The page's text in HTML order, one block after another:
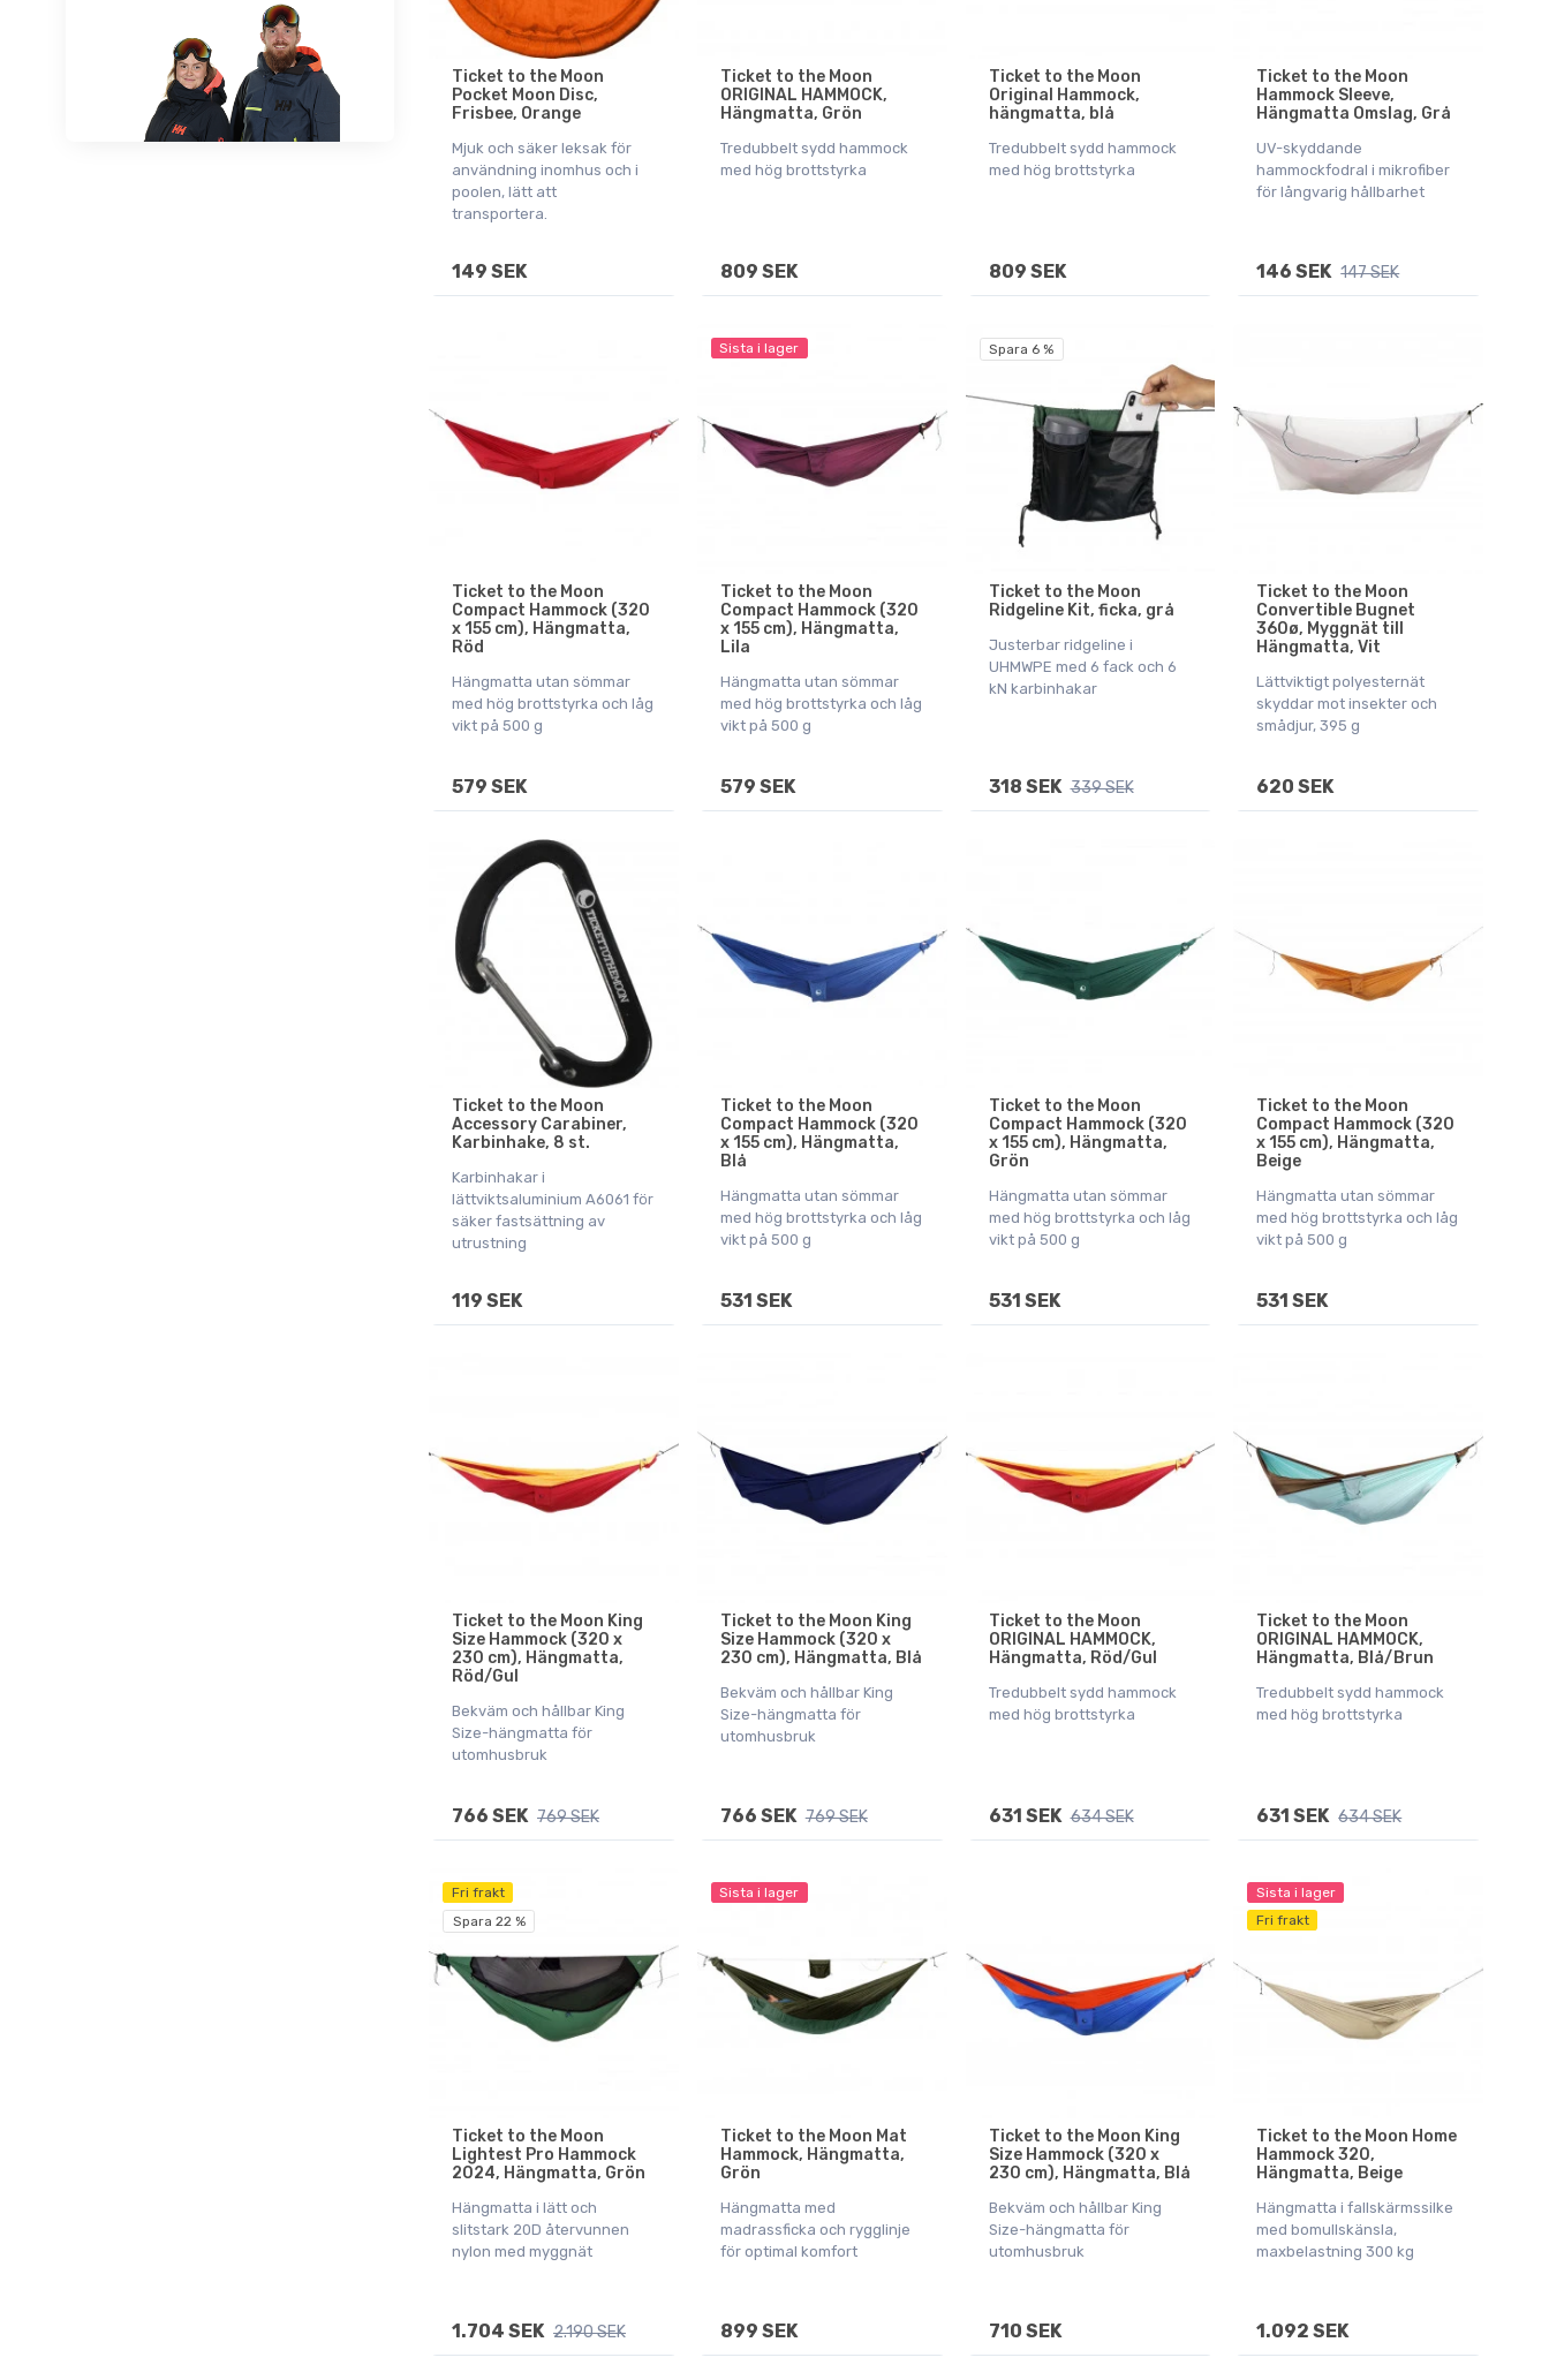
Ticket to the Moon
Pocket Moon Disc,
Frisbee, Orange
Mjuk och säker leksak för
användning inomhus och i
poolen, lätt att
transportera.
149 SEK
Ticket to the Moon
ORIGINAL HAMMOCK,
Hängmatta, Grön
Tredubbelt sydd hammock
med hög brottstyrka
809 SEK
Ticket to the Moon
Original Hammock,
hängmatta, blå
Tredubbelt sydd hammock
med hög brottstyrka
809 SEK
Ticket to the Moon
Hammock Sleeve,
Hängmatta Omslag, Grå
UV-skyddande
hammockfodral i mikrofiber
för långvarig hållbarhet
146 SEK 147 SEK
Ticket to the Moon
Compact Hammock (320
x 155 cm), Hängmatta,
Röd
Hängmatta utan sömmar
med hög brottstyrka och låg
vikt på 500 g
579 SEK
Sista i lager
Ticket to the Moon
Compact Hammock (320
x 155 cm), Hängmatta,
Lila
Hängmatta utan sömmar
med hög brottstyrka och låg
vikt på 500 g
579 SEK
Spara 6 %
Ticket to the Moon
Ridgeline Kit, ficka, grå
Justerbar ridgeline i
UHMWPE med 6 fack och 6
kN karbinhakar
318 SEK 339 SEK
Ticket to the Moon
Convertible Bugnet
360ø, Myggnät till
Hängmatta, Vit
Lättviktigt polyesternät
skyddar mot insekter och
smådjur, 395 g
620 SEK
Ticket to the Moon
Accessory Carabiner,
Karbinhake, 8 st.
Karbinhakar i
lättviktsaluminium A6061 för
säker fastsättning av
utrustning
119 SEK
Ticket to the Moon
Compact Hammock (320
x 155 cm), Hängmatta,
Blå
Hängmatta utan sömmar
med hög brottstyrka och låg
vikt på 500 g
531 SEK
Ticket to the Moon
Compact Hammock (320
x 155 cm), Hängmatta,
Grön
Hängmatta utan sömmar
med hög brottstyrka och låg
vikt på 500 g
531 SEK
Ticket to the Moon
Compact Hammock (320
x 155 cm), Hängmatta,
Beige
Hängmatta utan sömmar
med hög brottstyrka och låg
vikt på 500 g
531 SEK
Ticket to the Moon King
Size Hammock (320 x
230 cm), Hängmatta,
Röd/Gul
Bekväm och hållbar King
Size-hängmatta för
utomhusbruk
766 SEK 769 SEK
Ticket to the Moon King
Size Hammock (320 x
230 cm), Hängmatta, Blå
Bekväm och hållbar King
Size-hängmatta för
utomhusbruk
766 SEK 769 SEK
Ticket to the Moon
ORIGINAL HAMMOCK,
Hängmatta, Röd/Gul
Tredubbelt sydd hammock
med hög brottstyrka
631 SEK 634 SEK
Ticket to the Moon
ORIGINAL HAMMOCK,
Hängmatta, Blå/Brun
Tredubbelt sydd hammock
med hög brottstyrka
631 SEK 634 SEK
Fri frakt
Spara 22 %
Ticket to the Moon
Lightest Pro Hammock
2024, Hängmatta, Grön
Hängmatta i lätt och
slitstark 20D återvunnen
nylon med myggnät
1.704 SEK 2.190 SEK
Sista i lager
Ticket to the Moon Mat
Hammock, Hängmatta,
Grön
Hängmatta med
madrassficka och rygglinje
för optimal komfort
899 SEK
Ticket to the Moon King
Size Hammock (320 x
230 cm), Hängmatta, Blå
Bekväm och hållbar King
Size-hängmatta för
utomhusbruk
710 SEK
Sista i lager
Fri frakt
Ticket to the Moon Home
Hammock 320,
Hängmatta, Beige
Hängmatta i fallskärmssilke
med bomullskänsla,
maxbelastning 300 kg
1.092 SEK